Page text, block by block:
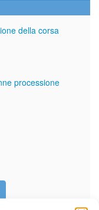
della corsa
processione